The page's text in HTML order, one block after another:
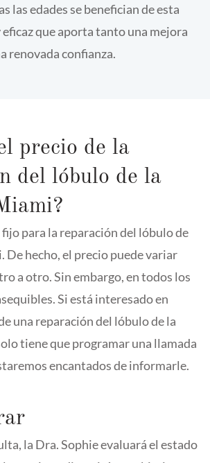
las edades se benefician de esta
que aporta tanto una mejora
renovada confianza.
precio de la
del lóbulo de la
para la reparación del lóbulo de
De hecho, el precio puede variar
a otro. Sin embargo, en todos los
Si está interesado en
una reparación del lóbulo de la
tiene que programar una llamada
encantados de informarle.
la Dra. Sophie evaluará el estado